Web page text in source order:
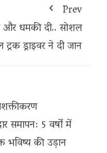
Prev
और धमकी दी.. सोशल
ट्रक ड्राइवर ने दी जान
समापन: 5 वर्षों में
भविष्य की उड़ान